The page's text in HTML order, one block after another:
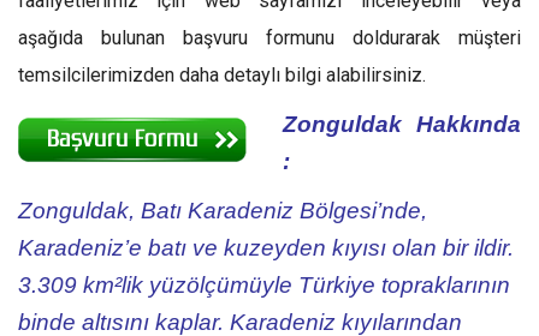
aşağıda bulunan başvuru formunu doldurarak müşteri
temsilcilerimizden daha detaylı bilgi alabilirsiniz.
Zonguldak Hakkında
:
Zonguldak, Batı Karadeniz Bölgesi’nde,
Karadeniz’e batı ve kuzeyden kıyısı olan bir ildir.
3.309 km²lik yüzölçümüyle Türkiye topraklarının
binde altısını kaplar. Karadeniz kıyılarından